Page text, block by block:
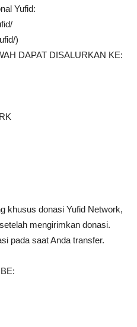
Yufid:
)
DAPAT DISALURKAN KE:
khusus donasi Yufid Network,
mengirimkan donasi.
pada saat Anda transfer.